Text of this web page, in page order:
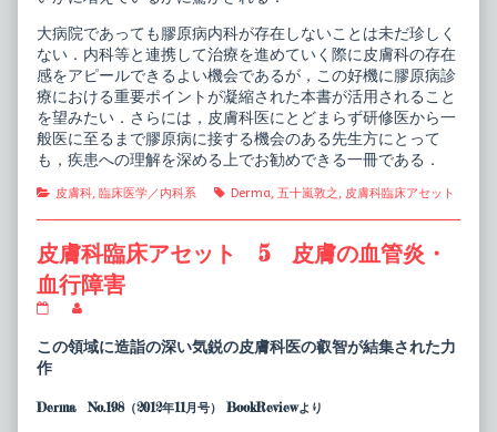
大病院であっても膠原病内科が存在しないことは未だ珍しく
ない．内科等と連携して治療を進めていく際に皮膚科の存在
感をアピールできるよい機会であるが，この好機に膠原病診
療における重要ポイントが凝縮された本書が活用されること
を望みたい．さらには，皮膚科医にとどまらず研修医から一
般医に至るまで膠原病に接する機会のある先生方にとって
も，疾患への理解を深める上でお勧めできる一冊である．
Categories
皮膚科, 臨床医学／内科系 Tags
Derma, 五十嵐敦之 , 皮膚科臨床アセット
皮膚科臨床アセット 5 皮膚の血管炎・
血行障害
科
臨
セ
posts
by
of
この領域に造詣の深い気鋭の皮膚科医の叡智が結集された力
作
Derma No.198（2012年11月号） BookReviewより